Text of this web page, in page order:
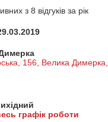
з 8 відгуків за рік
156, Велика
графік роботи